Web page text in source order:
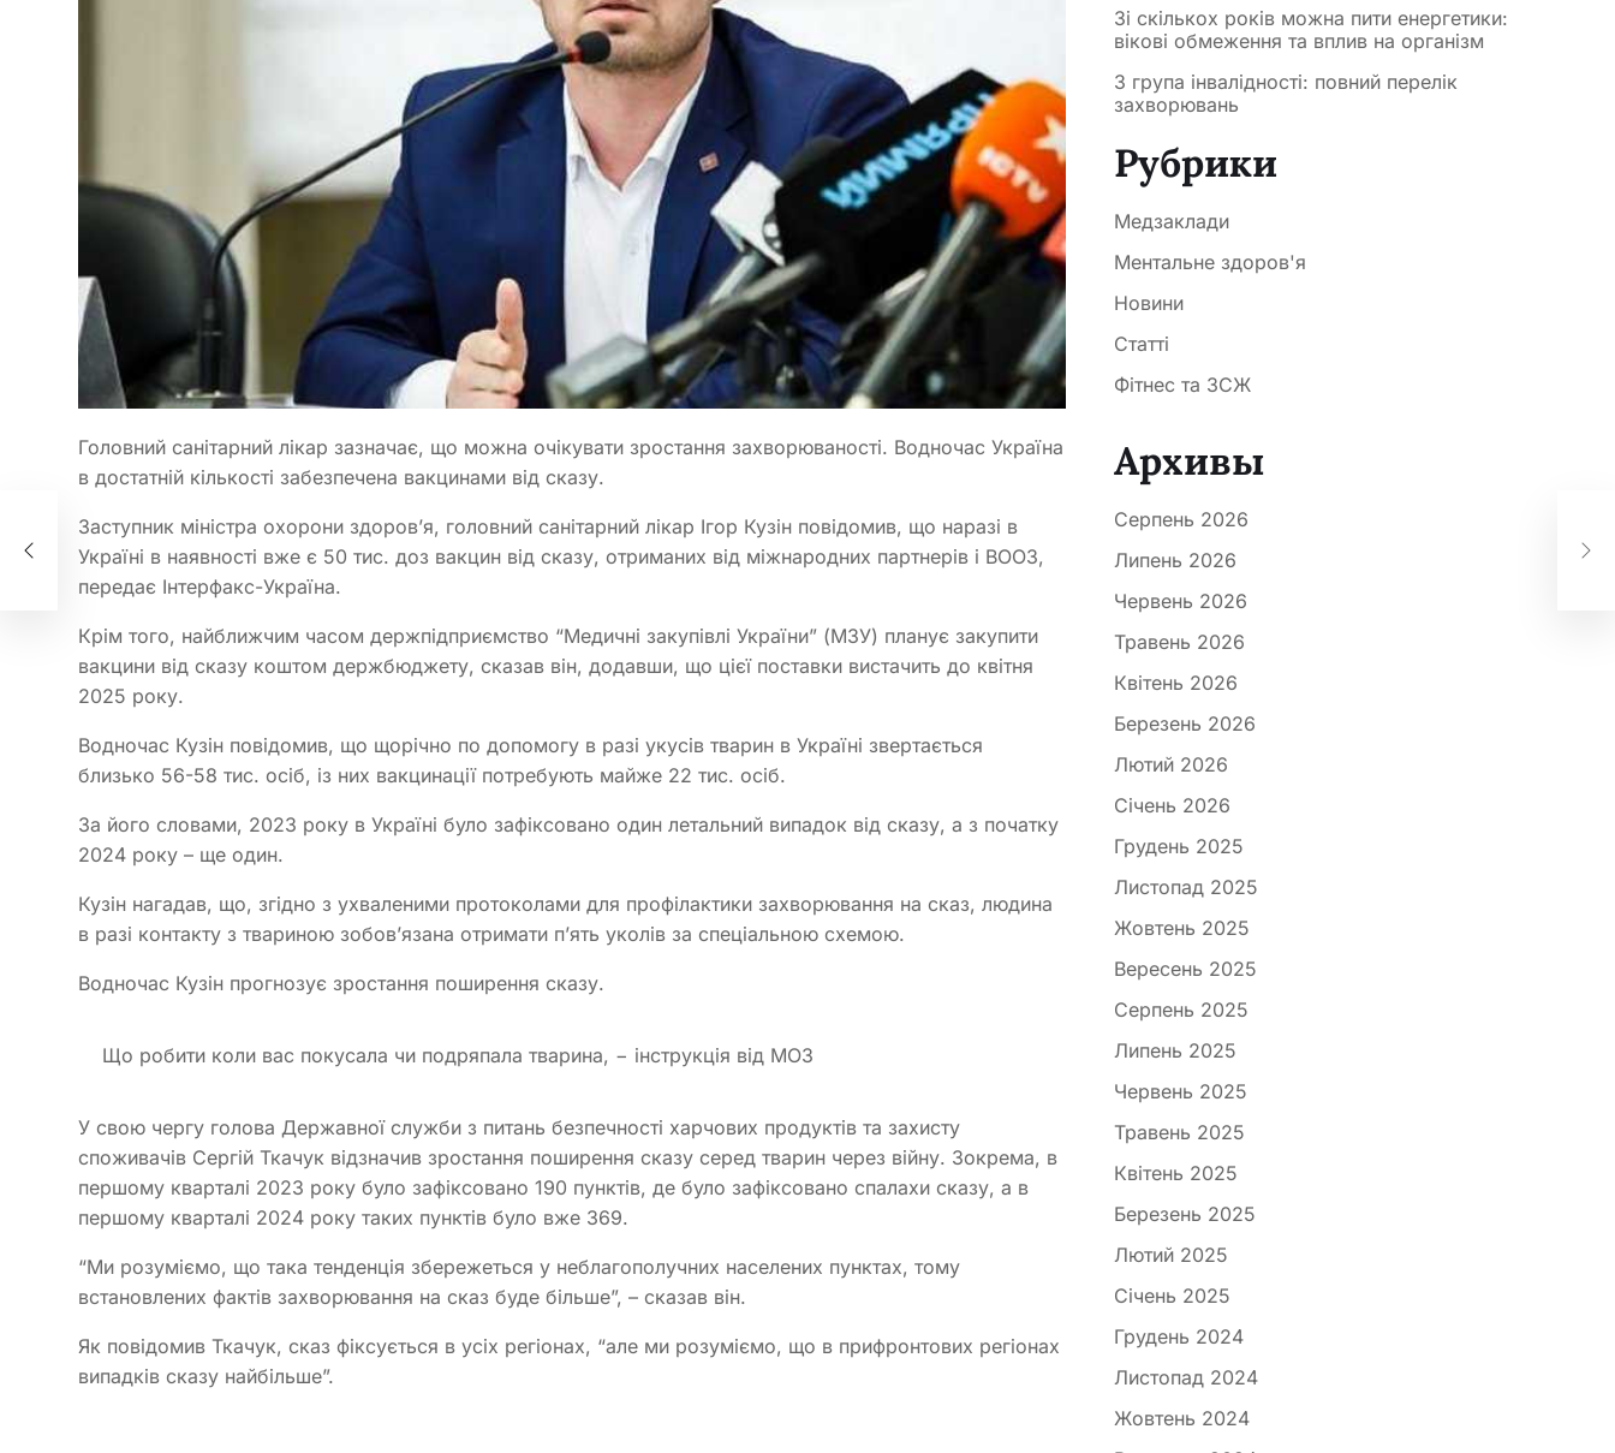
Головний санітарний лікар зазначає, що можна очікувати зростання захворюваності. Водночас Україна
в достатній кількості забезпечена вакцинами від сказу.
Заступник міністра охорони здоров’я, головний санітарний лікар Ігор Кузін повідомив, що наразі в
Україні в наявності вже є 50 тис. доз вакцин від сказу, отриманих від міжнародних партнерів і ВООЗ,
передає Інтерфакс-Україна.
Крім того, найближчим часом держпідприємство “Медичні закупівлі України” (МЗУ) планує закупити
вакцини від сказу коштом держбюджету, сказав він, додавши, що цієї поставки вистачить до квітня
2025 року.
Водночас Кузін повідомив, що щорічно по допомогу в разі укусів тварин в Україні звертається
близько 56-58 тис. осіб, із них вакцинації потребують майже 22 тис. осіб.
За його словами, 2023 року в Україні було зафіксовано один летальний випадок від сказу, а з початку
2024 року – ще один.
Кузін нагадав, що, згідно з ухваленими протоколами для профілактики захворювання на сказ, людина
в разі контакту з твариною зобов’язана отримати п’ять уколів за спеціальною схемою.
Водночас Кузін прогнозує зростання поширення сказу.
Що робити коли вас покусала чи подряпала тварина, − інструкція від МОЗ
У свою чергу голова Державної служби з питань безпечності харчових продуктів та захисту
споживачів Сергій Ткачук відзначив зростання поширення сказу серед тварин через війну. Зокрема, в
першому кварталі 2023 року було зафіксовано 190 пунктів, де було зафіксовано спалахи сказу, а в
першому кварталі 2024 року таких пунктів було вже 369.
“Ми розуміємо, що така тенденція збережеться у неблагополучних населених пунктах, тому
встановлених фактів захворювання на сказ буде більше”, – сказав він.
Як повідомив Ткачук, сказ фіксується в усіх регіонах, “але ми розуміємо, що в прифронтових регіонах
випадків сказу найбільше”.
Зі скількох років можна пити енергетики:
вікові обмеження та вплив на організм
3 група інвалідності: повний перелік
захворювань
Рубрики
Медзаклади
Ментальне здоров'я
Новини
Статті
Фітнес та ЗСЖ
Архивы
Серпень 2026
Липень 2026
Червень 2026
Травень 2026
Квітень 2026
Березень 2026
Лютий 2026
Січень 2026
Грудень 2025
Листопад 2025
Жовтень 2025
Вересень 2025
Серпень 2025
Липень 2025
Червень 2025
Травень 2025
Квітень 2025
Березень 2025
Лютий 2025
Січень 2025
Грудень 2024
Листопад 2024
Жовтень 2024